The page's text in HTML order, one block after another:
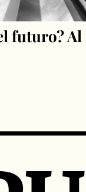
futuro? Al